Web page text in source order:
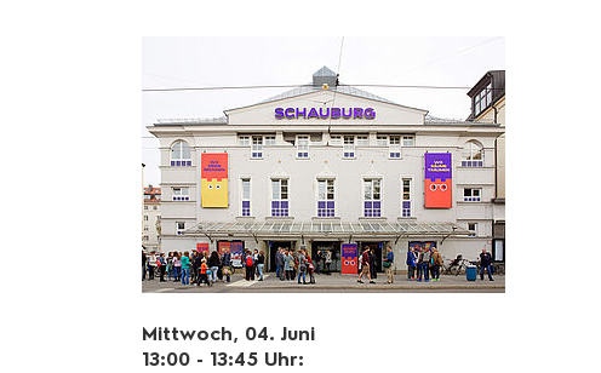
Mittwoch, 04. Juni
13:00 - 13:45 Uhr: